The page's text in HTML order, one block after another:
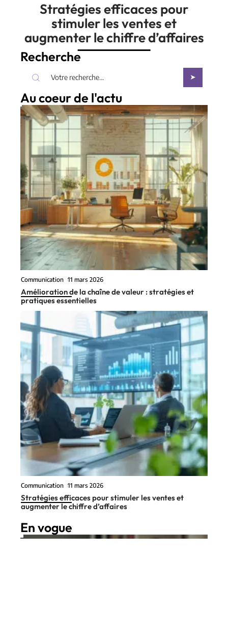
Stratégies efficaces pour
stimuler les ventes et
augmenter le chiffre d’affaires
Recherche
Au coeur de l'actu
Communication 11 mars 2026
Amélioration de la chaîne de valeur : stratégies et
pratiques essentielles
Communication 11 mars 2026
Stratégies efficaces pour stimuler les ventes et
augmenter le chiffre d’affaires
En vogue